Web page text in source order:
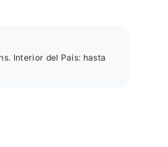
Interior del País: hasta